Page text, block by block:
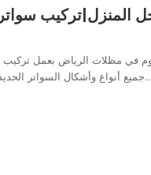
المنزل|تركيب
في مظلات الرياض بعمل تركيب
الحديد ومنها مجدول وشرائح…